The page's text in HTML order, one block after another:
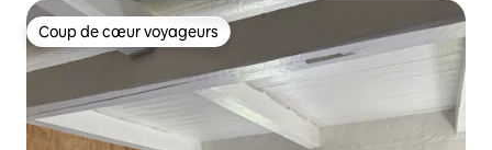
Coup de cœur voyageurs
Coup de cœur voyageurs